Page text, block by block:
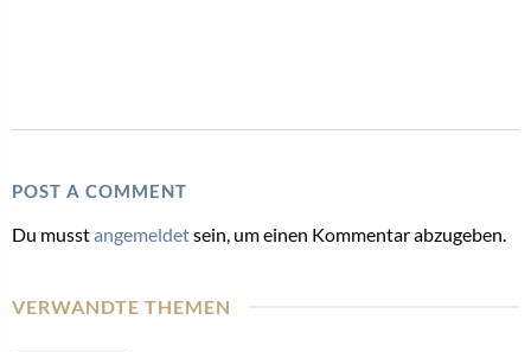
POST A COMMENT
Du musstangemeldetsein, um einen Kommentar abzugeben.
VERWANDTE THEMEN